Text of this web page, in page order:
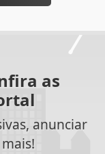
as
anunciar